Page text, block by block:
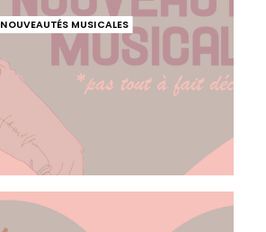
NOUVEAUTÉS MUSICALES